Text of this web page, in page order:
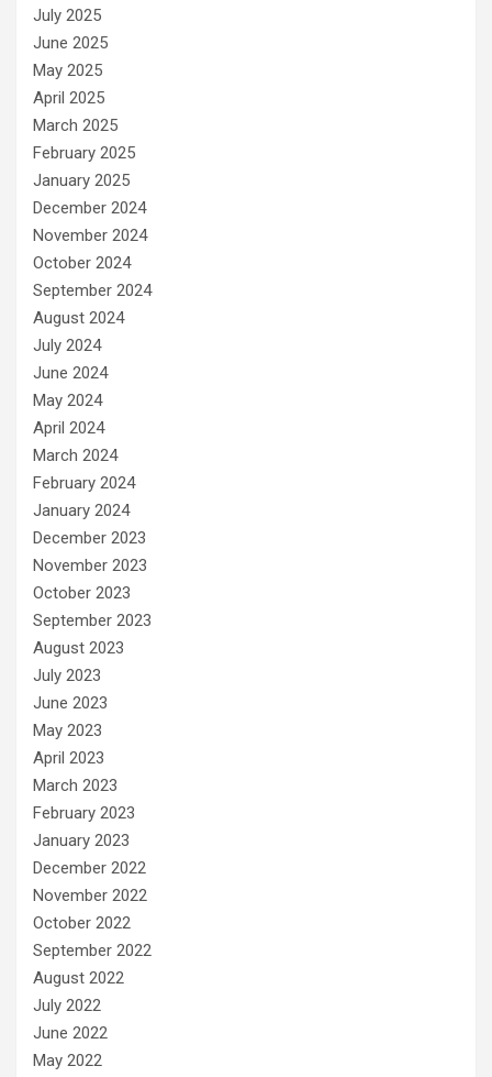
July 2025
June 2025
May 2025
April 2025
March 2025
February 2025
January 2025
December 2024
November 2024
October 2024
September 2024
August 2024
July 2024
June 2024
May 2024
April 2024
March 2024
February 2024
January 2024
December 2023
November 2023
October 2023
September 2023
August 2023
July 2023
June 2023
May 2023
April 2023
March 2023
February 2023
January 2023
December 2022
November 2022
October 2022
September 2022
August 2022
July 2022
June 2022
May 2022